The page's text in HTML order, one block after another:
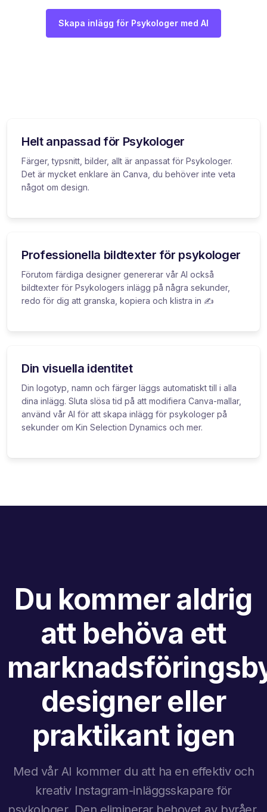
Skapa inlägg för Psykologer med AI
Helt anpassad för Psykologer
Färger, typsnitt, bilder, allt är anpassat för Psykologer.
Det är mycket enklare än Canva, du behöver inte veta
något om design.
Professionella bildtexter för psykologer
Förutom färdiga designer genererar vår AI också
bildtexter för Psykologers inlägg på några sekunder,
redo för dig att granska, kopiera och klistra in ✍️
Din visuella identitet
Din logotyp, namn och färger läggs automatiskt till i alla
dina inlägg. Sluta slösa tid på att modifiera Canva-mallar,
använd vår AI för att skapa inlägg för psykologer på
sekunder om Kin Selection Dynamics och mer.
Du kommer aldrig
att behöva ett
designer eller
praktikant igen
Med vår AI kommer du att ha en effektiv och
kreativ Instagram-inläggsskapare för